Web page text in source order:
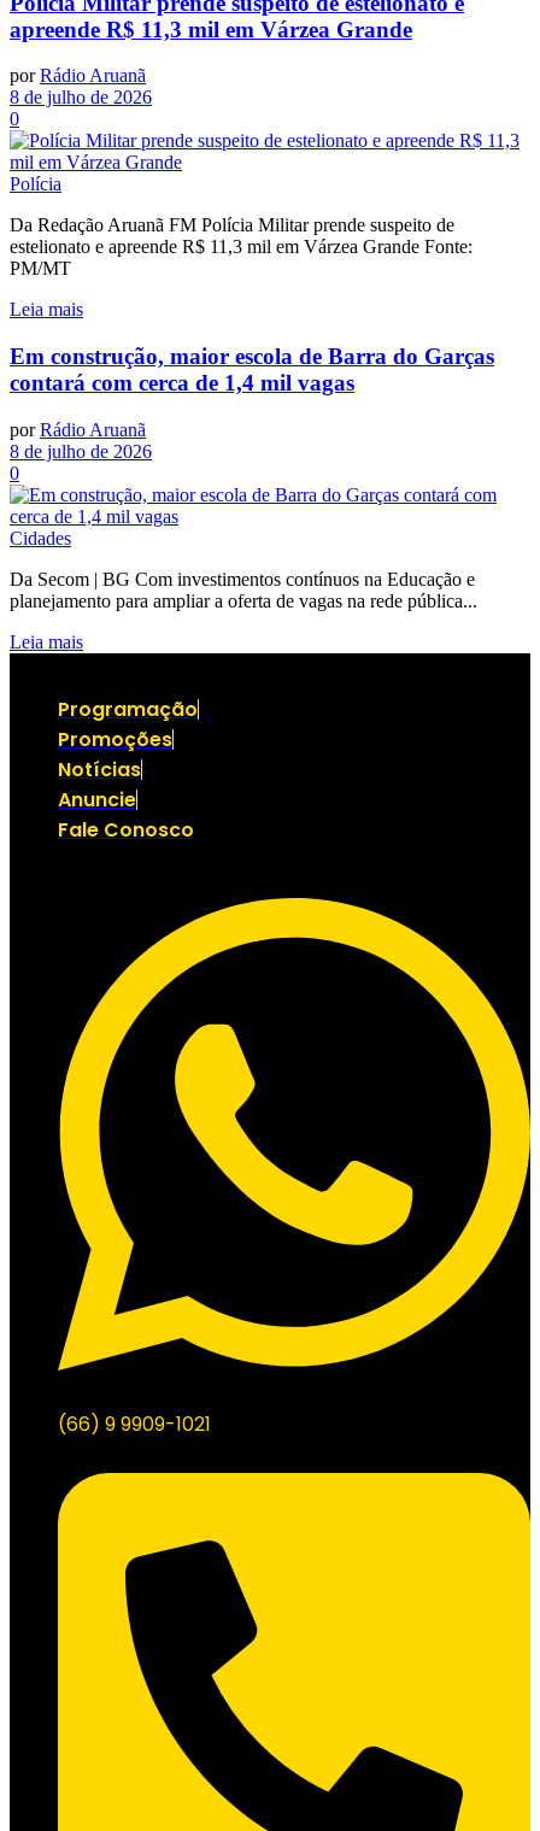
apreende R$ 11,3 mil em Várzea Grande
por Rádio Aruanã
8 de julho de 2026
0
Polícia
Da Redação Aruanã FM Polícia Militar prende suspeito de
estelionato e apreende R$ 11,3 mil em Várzea Grande Fonte:
PM/MT
Leia mais
Em construção, maior escola de Barra do Garças
contará com cerca de 1,4 mil vagas
por Rádio Aruanã
8 de julho de 2026
0
Cidades
Da Secom | BG Com investimentos contínuos na Educação e
planejamento para ampliar a oferta de vagas na rede pública...
Leia mais
Programação
Promoções
Notícias
Anuncie
Fale Conosco
(66) 9 9909-1021